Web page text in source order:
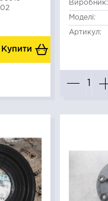
Купити
Виробник:
Моделі:
Артикул: